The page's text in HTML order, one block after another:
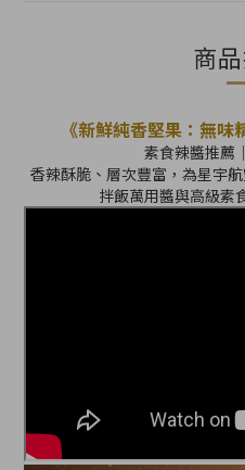
商
《新鮮純香堅果：無味
素食辣醬推薦
香辣酥脆、層次豐富，為星宇
拌飯萬用醬與高級素